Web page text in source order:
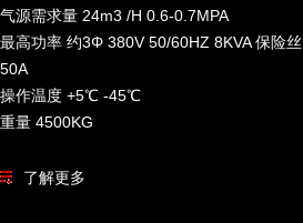
气源需求量 24m3 /H 0.6-0.7MPA
最高功率 约3Φ 380V 50/60HZ 8KVA 保险丝
50A
操作温度 +5℃ -45℃
重量 4500KG
了解更多